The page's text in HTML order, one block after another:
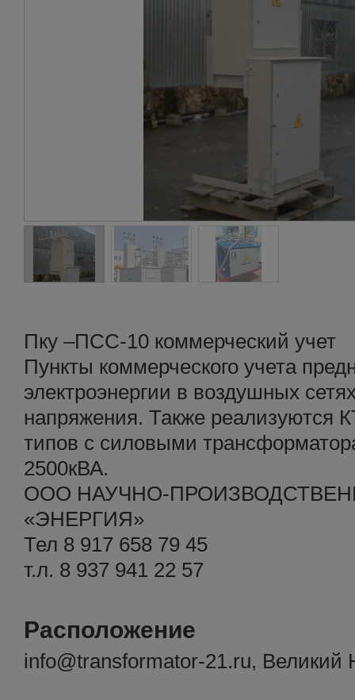
Пку –ПСС-10 коммерческий учет
Пункты коммерческого учета
электроэнергии в воздушных
напряжения. Также реализуются
типов с силовыми
2500кВА.
ООО НАУЧНО-
«ЭНЕРГИЯ»
Тел 8 917 658 79 45
т.л. 8 937 941 22 57
Расположение
info@transformator-21.ru, Великий